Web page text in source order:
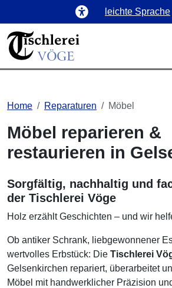
Sprachmodus:
leichte Sprache
Home Reparaturen Möbel
Möbel reparieren &
restaurieren in
Sorgfältig, nachhaltig und
der Tischlerei Vöge
Holz erzählt Geschichten – und wir
Ob antiker Schrank, liebgewonnener
wertvolles Erbstück: Die Tischlerei
Gelsenkirchen repariert, überarbeitet
Möbel mit handwerklicher Präzision